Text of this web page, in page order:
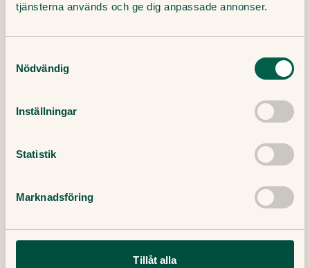
tjänsterna används och ge dig anpassade annonser.
Nödvändig
Inställningar
Statistik
Marknadsföring
Tillåt alla
springa
Löpning har många hälsofördelar. En av dem